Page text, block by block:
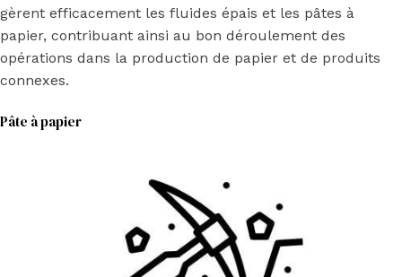
gèrent efficacement les fluides épais et les pâtes à
papier, contribuant ainsi au bon déroulement des
opérations dans la production de papier et de produits
connexes.
Pâte à papier